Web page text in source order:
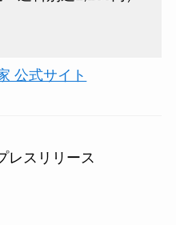
公式サイト
レスリリース